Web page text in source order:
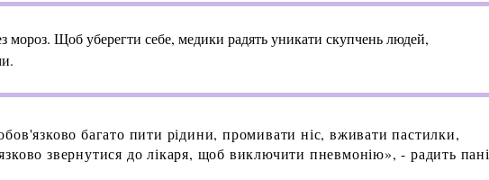
мороз. Щоб уберегти себе, медики радять уникати скупчень людей,
багато пити рідини, промивати ніс, вживати пастилки,
звернутися до лікаря, щоб виключити пневмонію», - радить пані